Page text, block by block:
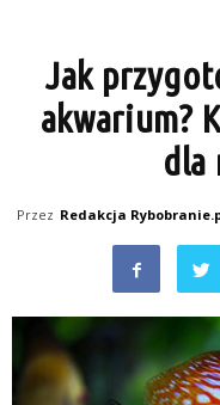
Jak
akwarium?
dla
Przez Redakcja